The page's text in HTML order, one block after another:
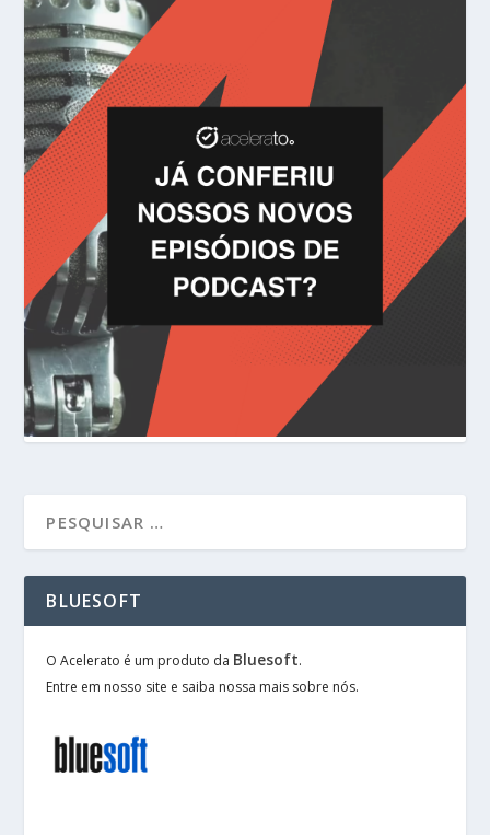
BLUESOFT
O Acelerato é um produto da Bluesoft.
Entre em nosso site e saiba nossa mais sobre nós.